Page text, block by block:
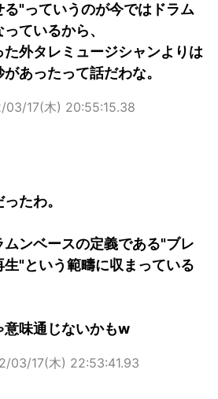
"っていうのが今ではドラム
ているから、
外タレミュージシャンよりは
あったって話だわな。
03/17(木) 20:55:15.38
たわ。
ンベースの定義である"ブレ
"という範疇に収まっている
意味通じないかもw
03/17(木) 22:53:41.93